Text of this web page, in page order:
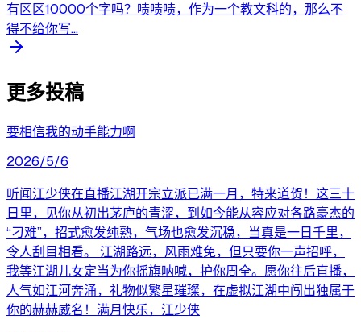
有区区10000个字吗？啧啧啧，作为一个教文科的，那么不
得不给你写...
更多投稿
要相信我的动手能力啊
2026/5/6
听闻江少侠在直播江湖开宗立派已满一月，特来道贺！这三十
日里，见你从初出茅庐的青涩，到如今能从容应对各路豪杰的
“刁难”，招式愈发纯熟，气场也愈发沉稳，当真是一日千里，
令人刮目相看。 江湖路远，风雨难免，但只要你一声招呼，
我等江湖儿女定当为你摇旗呐喊，护你周全。愿你往后直播，
人气如江河奔涌，礼物似繁星璀璨，在虚拟江湖中闯出独属于
你的赫赫威名！满月快乐，江少侠